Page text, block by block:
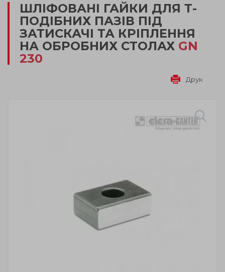
ШЛІФОВАНІ ГАЙКИ ДЛЯ Т-
ПОДІБНИХ ПАЗІВ ПІД
ЗАТИСКАЧІ ТА КРІПЛЕННЯ
НА ОБРОБНИХ СТОЛАХ GN
230
Друк